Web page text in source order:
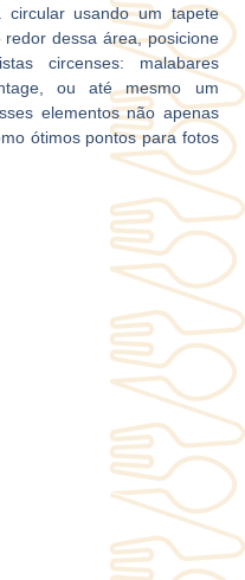
usando um tapete
dessa área, posicione
circenses: malabares
ou até mesmo um
elementos não apenas
ótimos pontos para fotos